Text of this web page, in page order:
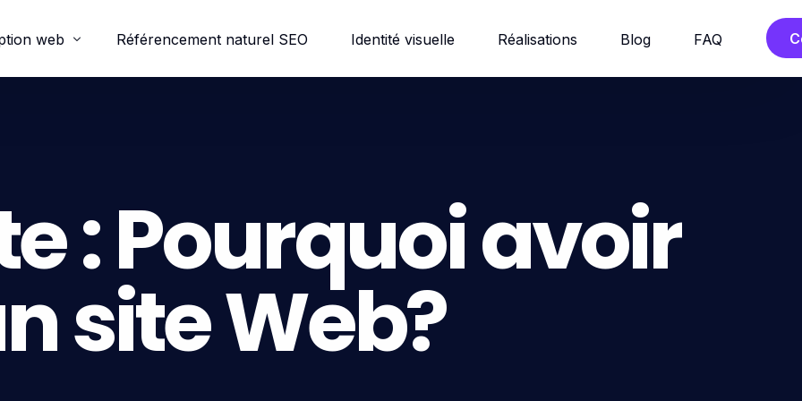
web Référencement naturel SEO Identité visuelle Réalisations Blog FAQ
:Pourquoi avoir
site Web?